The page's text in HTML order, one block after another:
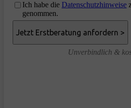
Ich habe die Datenschutzhinweise
genommen.
Unverbindlich &